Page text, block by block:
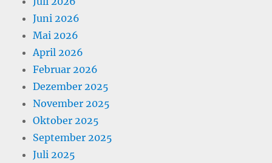
Juni 2026
Mai 2026
April 2026
Februar 2026
Dezember 2025
November 2025
Oktober 2025
September 2025
Juli 2025